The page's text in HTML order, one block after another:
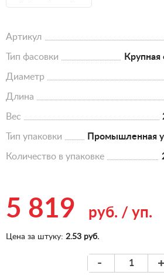
Артикул
Тип фасовки Крупная
Диаметр
Длина
Вес
Тип упаковки Промышленная
Количество в упаковке
5 819 руб. / уп.
Цена за штуку: 2.53 руб.
- +